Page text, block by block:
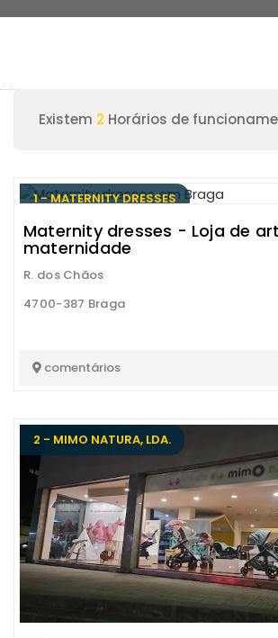
Existem 2 Horários de
1 - MATERNITY DRESSES
Maternity dresses - Loja de
maternidade
R. dos Chãos
4700-387 Braga
comentários
2 - MIMO NATURA, LDA.